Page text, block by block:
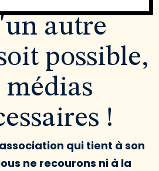
autre
possible,
!
qui tient à son
ne recourons ni à la